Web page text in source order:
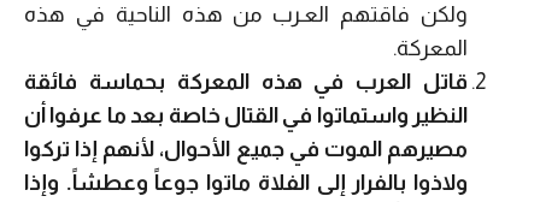
ولكن فاقتهم العـرب من هذه الناحية في هذه
المعركة.
قاتل العرب في هذه المعركة بحماسة فائقة
النظير واستماتوا في القتال خاصة بعد ما عرفوا أن
مصيرهم الموت في جميع الأحوال، لأنهم إذا تركوا
ولاذوا بالفرار إلى الفلاة ماتوا جوعاً وعطشاً. وإذا